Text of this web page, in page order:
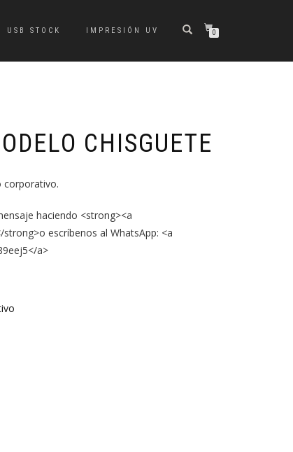
USB STOCK IMPRESIÓN UV 0
CHISGUETE
corporativo.
haciendo <strong><a
escríbenos al WhatsApp: <a
a>